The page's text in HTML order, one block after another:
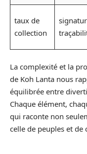
taux de
collection
La complexité et la
de Koh Lanta nous
équilibrée entre
Chaque élément,
qui raconte non
celle de peuples et